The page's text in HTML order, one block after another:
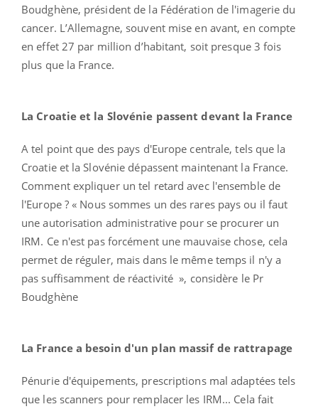
Boudghène, président de la Fédération de l'imagerie du
cancer. L’Allemagne, souvent mise en avant, en compte
en effet 27 par million d’habitant, soit presque 3 fois
plus que la France.
La Croatie et la Slovénie passent devant la France
A tel point que des pays d'Europe centrale, tels que la
Croatie et la Slovénie dépassent maintenant la France.
Comment expliquer un tel retard avec l'ensemble de
l'Europe ? « Nous sommes un des rares pays ou il faut
une autorisation administrative pour se procurer un
IRM. Ce n'est pas forcément une mauvaise chose, cela
permet de réguler, mais dans le même temps il n'y a
pas suffisamment de réactivité », considère le Pr
Boudghène
La France a besoin d'un plan massif de rattrapage
Pénurie d'équipements, prescriptions mal adaptées tels
que les scanners pour remplacer les IRM... Cela fait